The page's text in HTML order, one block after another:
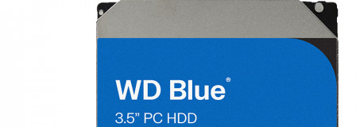
저장장치/케이블/쿨러
네트워크/스피커/영상
헤드셋/태블릿/휴대폰
VGA
HDD